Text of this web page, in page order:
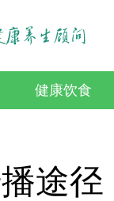
健康饮食
途